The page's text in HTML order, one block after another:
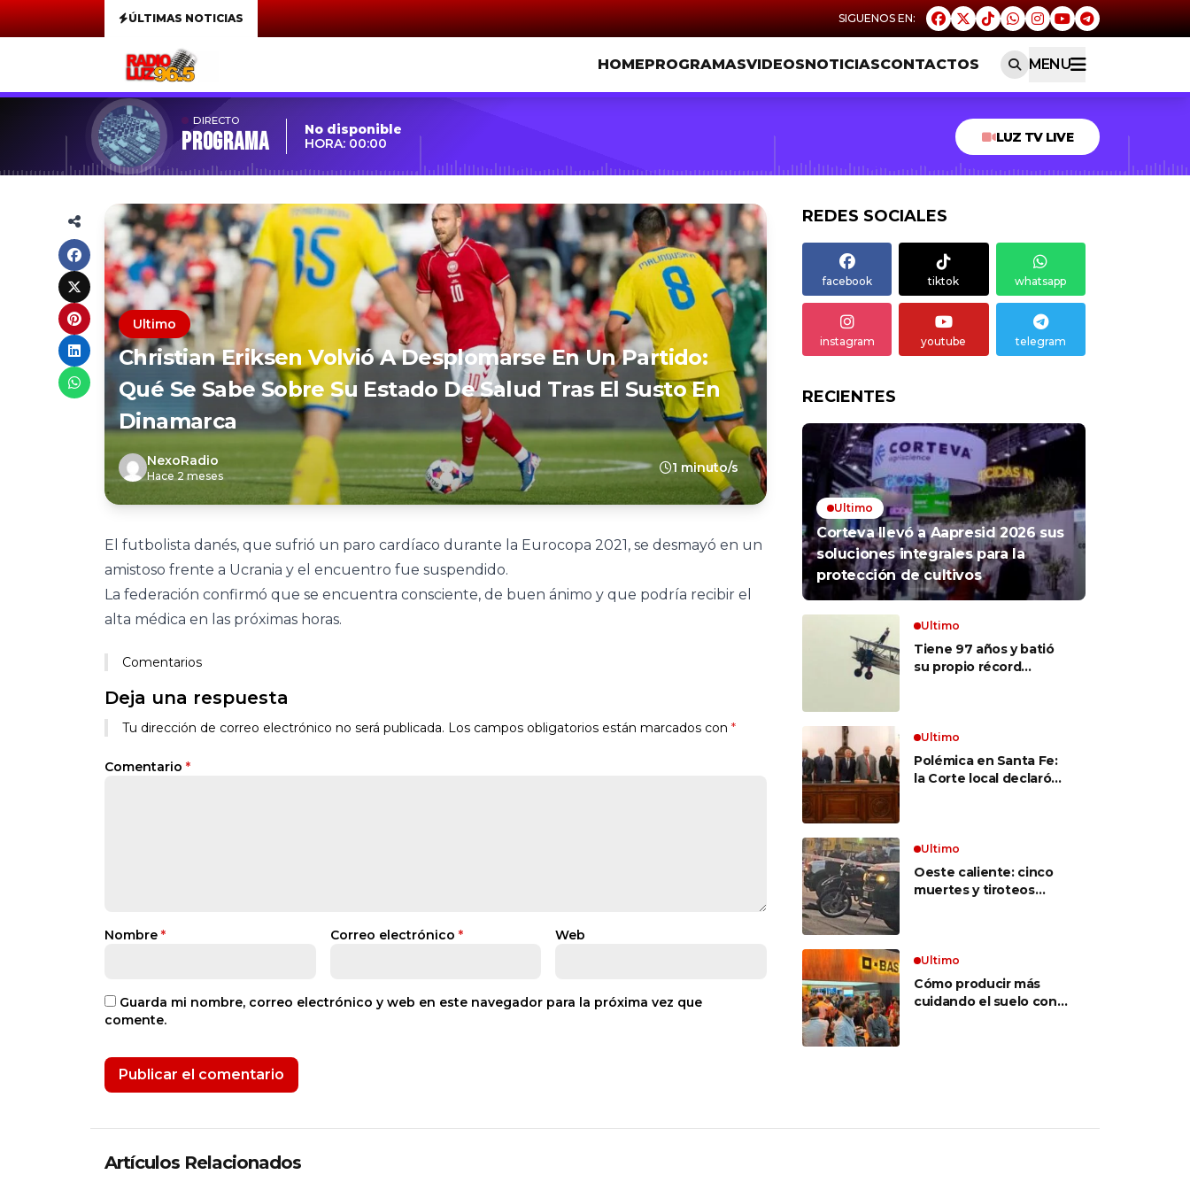
ÚLTIMAS NOTICIAS
HOMEPROGRAMASVIDEOSNOTICIASCONTACTOS MENU
DIRECTO
Programa
No disponible
HORA: 00:00
LUZ TV LIVE
Ultimo
Christian Eriksen Volvió A Desplomarse En Un Partido:
Qué Se Sabe Sobre Su Estado De Salud Tras El Susto En
Dinamarca
NexoRadio
Hace 2 meses
1 minuto/s
El futbolista danés, que sufrió un paro cardíaco durante la Eurocopa 2021, se desmayó en un
amistoso frente a Ucrania y el encuentro fue suspendido.
La federación confirmó que se encuentra consciente, de buen ánimo y que podría recibir el
alta médica en las próximas horas.
Comentarios
Deja una respuesta
Tu dirección de correo electrónico no será publicada. Los campos obligatorios están marcados con *
Comentario *
Nombre * Correo electrónico * Web
Guarda mi nombre, correo electrónico y web en este navegador para la próxima vez que
comente.
REDES SOCIALES
facebook tiktok whatsapp
instagram youtube telegram
RECIENTES
Ultimo
Corteva llevó a Aapresid 2026 sus
soluciones integrales para la
protección de cultivos
Ultimo
Tiene 97 años y batió
su propio récord
sobre las alas de un
avión en movimiento:
«Las palabras ‘no
Ultimo
Polémica en Santa Fe:
la Corte local declaró
haberes de $ 18
millones
Ultimo
Oeste caliente: cinco
muertes y tiroteos
Ultimo
Cómo producir más
cuidando el suelo con
Artículos Relacionados